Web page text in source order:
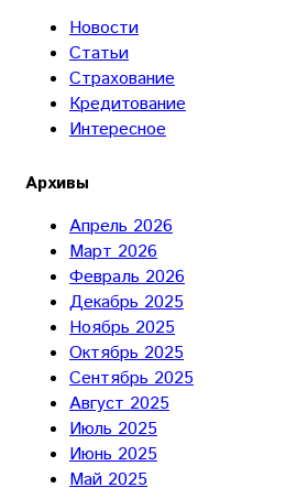
Новости
Статьи
Страхование
Кредитование
Интересное
Архивы
Апрель 2026
Март 2026
Февраль 2026
Декабрь 2025
Ноябрь 2025
Октябрь 2025
Сентябрь 2025
Август 2025
Июль 2025
Июнь 2025
Май 2025